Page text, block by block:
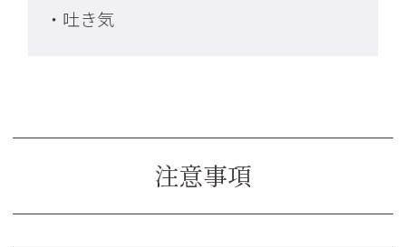
・吐き気
注意事項